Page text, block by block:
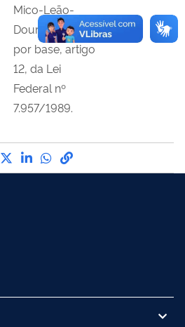
Mico-Leão-
Dourado, tendo
por base, artigo
12, da Lei
Federal nº
7.957/1989.
Compartilhe por Facebook
Compartilhe por Twitter
Compartilhe por
Compartilhe por
link para Copiar